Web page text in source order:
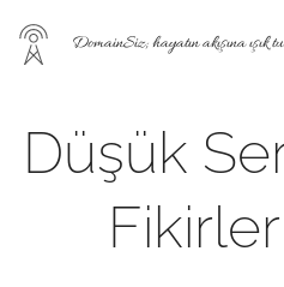
DomainSiz; hayatın akışına ışık
Düşük